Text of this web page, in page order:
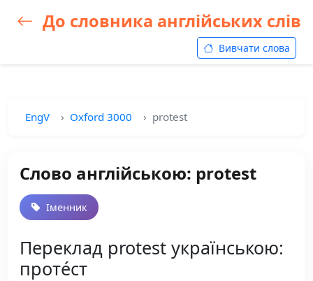
До словника англійських слів
Вивчати слова
EngV Oxford 3000 protest
Слово англійською: protest
Іменник
Переклад protest українською:
проте́ст